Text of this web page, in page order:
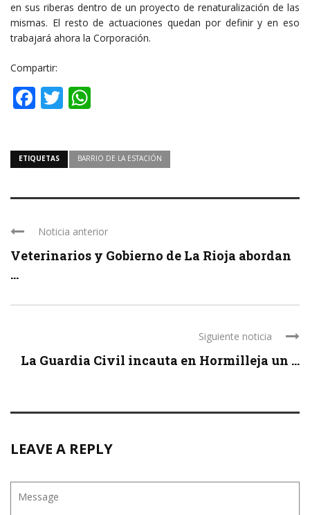
en sus riberas dentro de un proyecto de renaturalización de las
mismas. El resto de actuaciones quedan por definir y en eso
trabajará ahora la Corporación.
Compartir:
Facebook
Twitter
ETIQUETAS BARRIO DE LA ESTACIÓN
Noticia anterior
Veterinarios y Gobierno de La Rioja abordan
...
Siguiente noticia
La Guardia Civil incauta en Hormilleja un ...
LEAVE A REPLY